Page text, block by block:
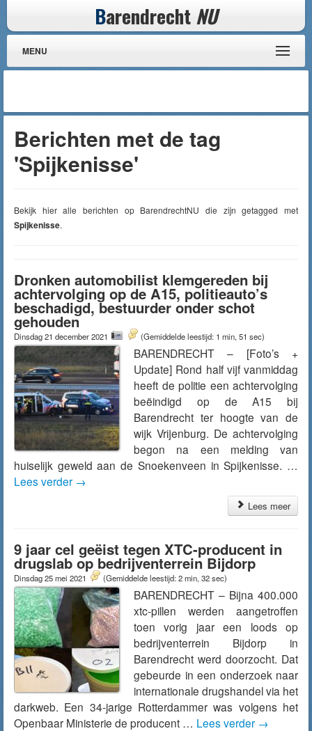
Barendrecht NU
MENU
Berichten met de tag
'Spijkenisse'
Bekijk hier alle berichten op BarendrechtNU die zijn getagged met
Spijkenisse.
Dronken automobilist klemgereden bij
achtervolging op de A15, politieauto’s
beschadigd, bestuurder onder schot
gehouden
Dinsdag 21 december 2021 (Gemiddelde leestijd: 1 min, 51 sec)
BARENDRECHT – [Foto’s +
Update] Rond half vijf vanmiddag
heeft de politie een achtervolging
beëindigd op de A15 bij
Barendrecht ter hoogte van de
wijk Vrijenburg. De achtervolging
begon na een melding van
huiselijk geweld aan de Snoekenveen in Spijkenisse. …
Lees verder →
Lees meer
9 jaar cel geëist tegen XTC-producent in
drugslab op bedrijventerrein Bijdorp
Dinsdag 25 mei 2021 (Gemiddelde leestijd: 2 min, 32 sec)
BARENDRECHT – Bijna 400.000
xtc-pillen werden aangetroffen
toen vorig jaar een loods op
bedrijventerrein Bijdorp in
Barendrecht werd doorzocht. Dat
gebeurde in een onderzoek naar
internationale drugshandel via het
darkweb. Een 34-jarige Rotterdammer was volgens het
Openbaar Ministerie de producent … Lees verder →